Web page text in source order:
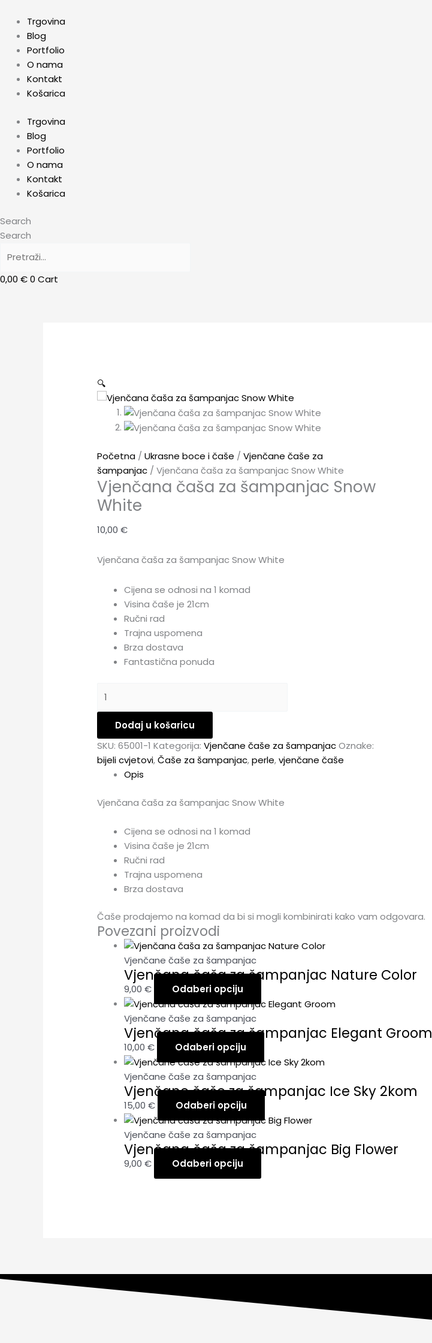
content
Trgovina
Blog
Portfolio
O nama
Kontakt
Košarica
Trgovina
Blog
Portfolio
O nama
Kontakt
Košarica
Search
Search
0,00 €0 Cart
🔍
Početna / Ukrasne boce i čaše / Vjenčane čaše za
šampanjac / Vjenčana čaša za šampanjac Snow White
Vjenčana čaša za šampanjac Snow
White
10,00 €
Vjenčana čaša za šampanjac Snow White
Cijena se odnosi na 1 komad
Visina čaše je 21cm
Ručni rad
Trajna uspomena
Brza dostava
Fantastična ponuda
Dodaj u košaricu
SKU: 65001-1 Kategorija: Vjenčane čaše za šampanjacOznake:
bijeli cvjetovi,Čaše za šampanjac,perle,vjenčane čaše
Opis
Vjenčana čaša za šampanjac Snow White
Cijena se odnosi na 1 komad
Visina čaše je 21cm
Ručni rad
Trajna uspomena
Brza dostava
Čaše prodajemo na komad da bi si mogli kombinirati kako vam odgovara.
Povezani proizvodi
Vjenčane čaše za šampanjac
Vjenčana čaša za šampanjac Nature Color
9,00 € Odaberi opciju
Vjenčane čaše za šampanjac
Vjenčana čaša za šampanjac Elegant Groom
10,00 € Odaberi opciju
Vjenčane čaše za šampanjac
Vjenčane čaše za šampanjac Ice Sky 2kom
15,00 € Odaberi opciju
Vjenčane čaše za šampanjac
Vjenčana čaša za šampanjac Big Flower
9,00 € Odaberi opciju